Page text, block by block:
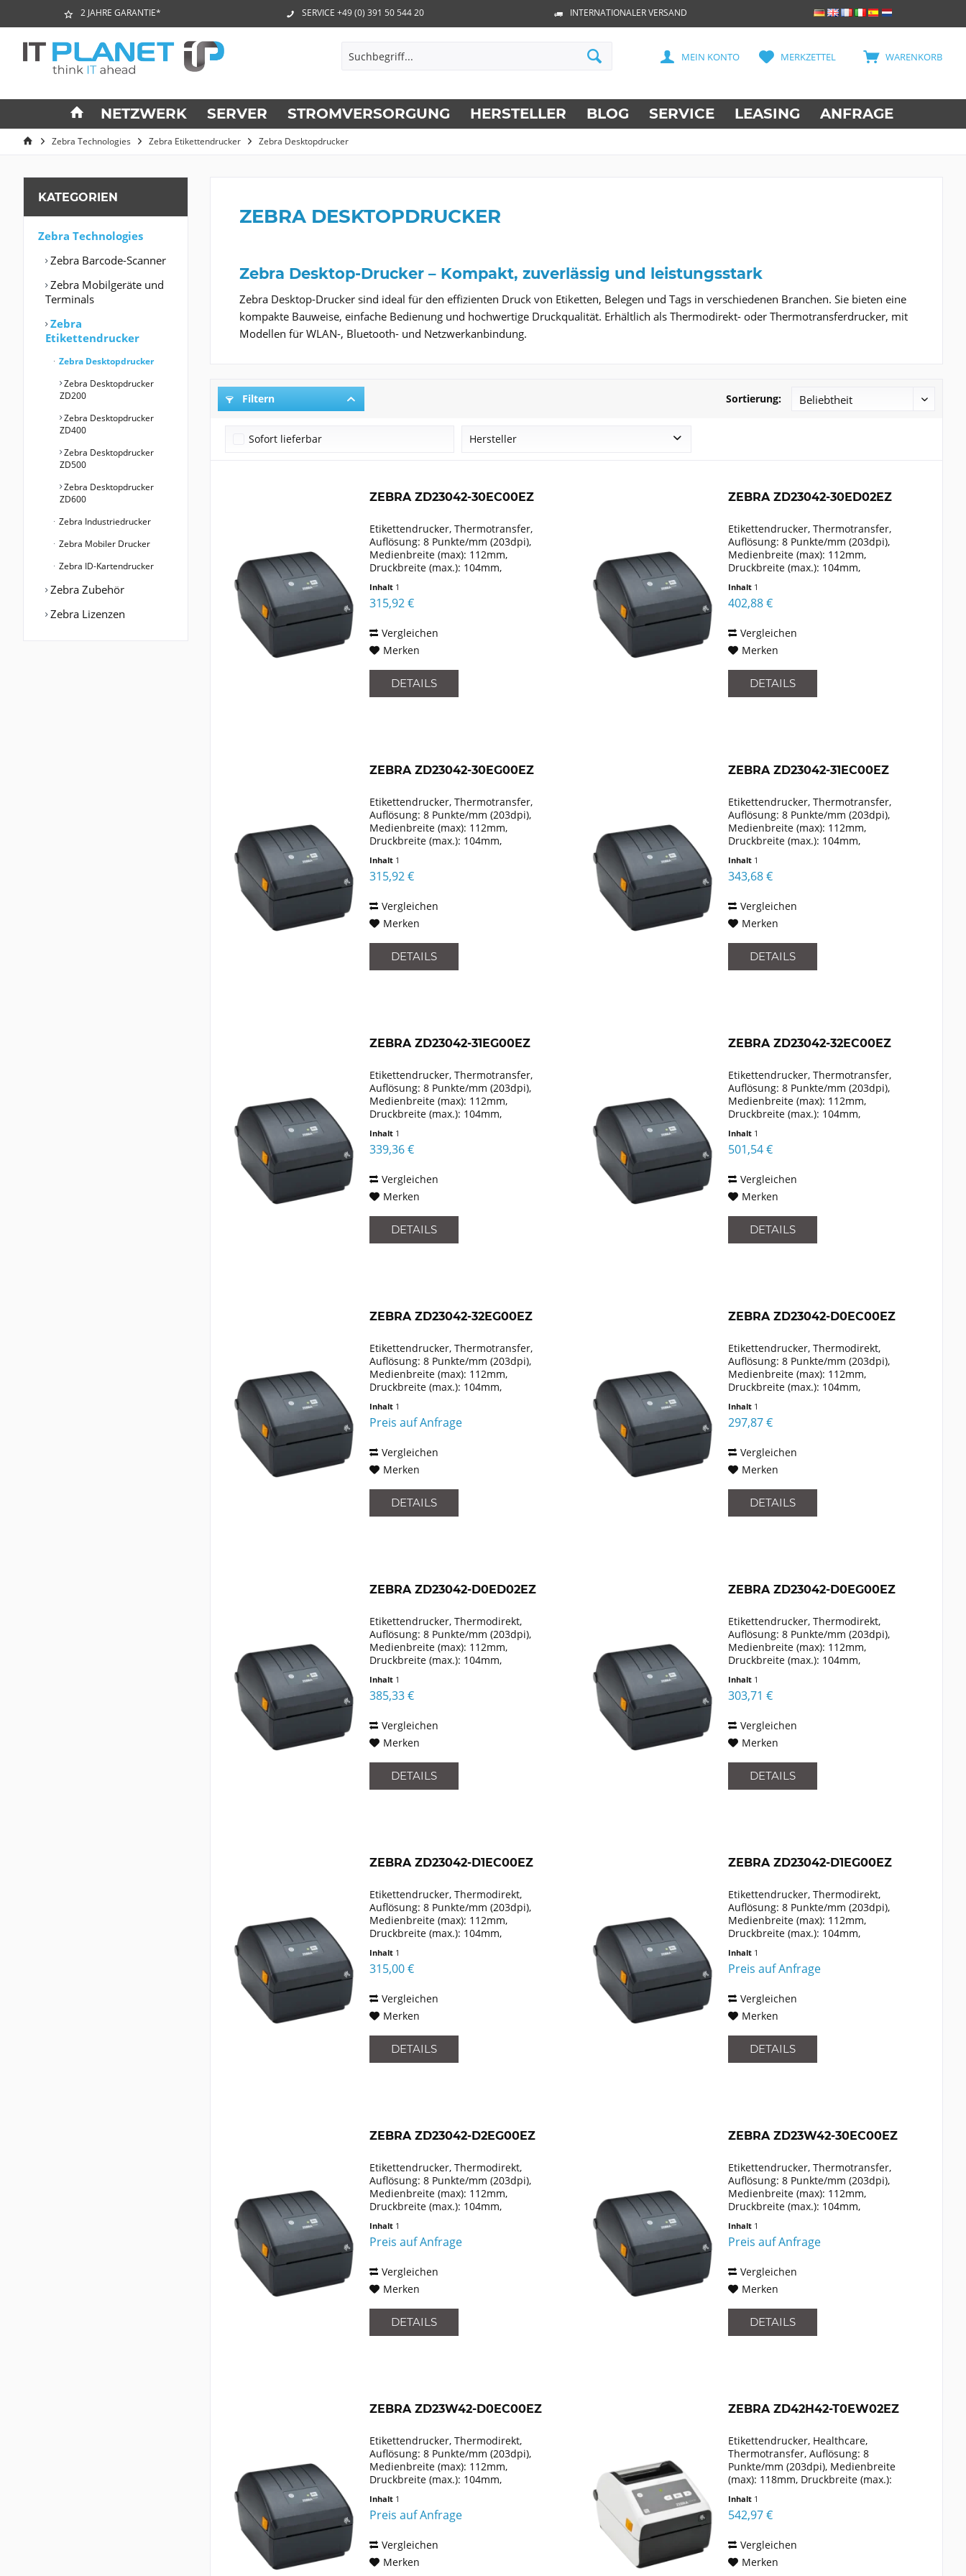
2 JAHRE GARANTIE* SERVICE +49 (0) 391 50 544 20 INTERNATIONALER VERSAND
WARENKORB
MERKZETTEL
MEIN KONTO
NETZWERK SERVER STROMVERSORGUNG HERSTELLER BLOG SERVICE LEASING ANFRAGE
Zebra Technologies Zebra Etikettendrucker Zebra Desktopdrucker
KATEGORIEN
Zebra Technologies
Zebra Barcode-Scanner
Zebra Mobilgeräte und
Terminals
Zebra
Etikettendrucker
Zebra Desktopdrucker
Zebra Desktopdrucker
ZD200
Zebra Desktopdrucker
ZD400
Zebra Desktopdrucker
ZD500
Zebra Desktopdrucker
ZD600
Zebra Industriedrucker
Zebra Mobiler Drucker
Zebra ID-Kartendrucker
Zebra Zubehör
Zebra Lizenzen
ZEBRA DESKTOPDRUCKER
Zebra Desktop-Drucker – Kompakt, zuverlässig und leistungsstark
Zebra Desktop-Drucker sind ideal für den effizienten Druck von Etiketten, Belegen und Tags in verschiedenen Branchen. Sie bieten eine
kompakte Bauweise, einfache Bedienung und hochwertige Druckqualität. Erhältlich als Thermodirekt- oder Thermotransferdrucker, mit
Modellen für WLAN-, Bluetooth- und Netzwerkanbindung.
Filtern Sortierung:
Sofort lieferbar Hersteller
ZEBRA ZD23042-30EC00EZ
Etikettendrucker, Thermotransfer,
Auflösung: 8 Punkte/mm (203dpi),
Medienbreite (max): 112mm,
Druckbreite (max.): 104mm,
Geschwindigkeit (max.): 152mm/Sek.,
USB, Ethernet, Emulation: EPLII, ZPLII,
Inhalt 1
315,92 €
Vergleichen
Merken
DETAILS
ZEBRA ZD23042-30ED02EZ
Etikettendrucker, Thermotransfer,
Auflösung: 8 Punkte/mm (203dpi),
Medienbreite (max): 112mm,
Druckbreite (max.): 104mm,
Geschwindigkeit (max.): 152mm/Sek.,
USB, Bluetooth (Klasse 4.1), WLAN
Inhalt 1
402,88 €
Vergleichen
Merken
DETAILS
ZEBRA ZD23042-30EG00EZ
Etikettendrucker, Thermotransfer,
Auflösung: 8 Punkte/mm (203dpi),
Medienbreite (max): 112mm,
Druckbreite (max.): 104mm,
Geschwindigkeit (max.): 152mm/Sek.,
USB, Emulation: EPLII, ZPLII, XML, inkl.:
Inhalt 1
315,92 €
Vergleichen
Merken
DETAILS
ZEBRA ZD23042-31EC00EZ
Etikettendrucker, Thermotransfer,
Auflösung: 8 Punkte/mm (203dpi),
Medienbreite (max): 112mm,
Druckbreite (max.): 104mm,
Geschwindigkeit (max.): 152mm/Sek.,
USB, Ethernet, Emulation: EPLII, ZPLII,
Inhalt 1
343,68 €
Vergleichen
Merken
DETAILS
ZEBRA ZD23042-31EG00EZ
Etikettendrucker, Thermotransfer,
Auflösung: 8 Punkte/mm (203dpi),
Medienbreite (max): 112mm,
Druckbreite (max.): 104mm,
Geschwindigkeit (max.): 152mm/Sek.,
USB, Emulation: EPLII, ZPLII, XML, inkl.:...
Inhalt 1
339,36 €
Vergleichen
Merken
DETAILS
ZEBRA ZD23042-32EC00EZ
Etikettendrucker, Thermotransfer,
Auflösung: 8 Punkte/mm (203dpi),
Medienbreite (max): 112mm,
Druckbreite (max.): 104mm,
Geschwindigkeit (max.): 152mm/Sek.,
USB, Ethernet, Emulation: EPLII, ZPLII,
Inhalt 1
501,54 €
Vergleichen
Merken
DETAILS
ZEBRA ZD23042-32EG00EZ
Etikettendrucker, Thermotransfer,
Auflösung: 8 Punkte/mm (203dpi),
Medienbreite (max): 112mm,
Druckbreite (max.): 104mm,
Geschwindigkeit (max.): 152mm/Sek.,
USB, Emulation: EPLII, ZPLII, XML, inkl.:...
Inhalt 1
Preis auf Anfrage
Vergleichen
Merken
DETAILS
ZEBRA ZD23042-D0EC00EZ
Etikettendrucker, Thermodirekt,
Auflösung: 8 Punkte/mm (203dpi),
Medienbreite (max): 112mm,
Druckbreite (max.): 104mm,
Geschwindigkeit (max.): 152mm/Sek.,
USB, Ethernet, Emulation: EPLII, ZPLII,
Inhalt 1
297,87 €
Vergleichen
Merken
DETAILS
ZEBRA ZD23042-D0ED02EZ
Etikettendrucker, Thermodirekt,
Auflösung: 8 Punkte/mm (203dpi),
Medienbreite (max): 112mm,
Druckbreite (max.): 104mm,
Geschwindigkeit (max.): 152mm/Sek.,
USB, Bluetooth (Klasse 4.1), WLAN
Inhalt 1
385,33 €
Vergleichen
Merken
DETAILS
ZEBRA ZD23042-D0EG00EZ
Etikettendrucker, Thermodirekt,
Auflösung: 8 Punkte/mm (203dpi),
Medienbreite (max): 112mm,
Druckbreite (max.): 104mm,
Geschwindigkeit (max.): 152mm/Sek.,
USB, Emulation: EPLII, ZPLII, XML, inkl.:
Inhalt 1
303,71 €
Vergleichen
Merken
DETAILS
ZEBRA ZD23042-D1EC00EZ
Etikettendrucker, Thermodirekt,
Auflösung: 8 Punkte/mm (203dpi),
Medienbreite (max): 112mm,
Druckbreite (max.): 104mm,
Geschwindigkeit (max.): 152mm/Sek.,
USB, Ethernet, Emulation: EPLII, ZPLII,
Inhalt 1
315,00 €
Vergleichen
Merken
DETAILS
ZEBRA ZD23042-D1EG00EZ
Etikettendrucker, Thermodirekt,
Auflösung: 8 Punkte/mm (203dpi),
Medienbreite (max): 112mm,
Druckbreite (max.): 104mm,
Geschwindigkeit (max.): 152mm/Sek.,
USB, Emulation: EPLII, ZPLII, XML, inkl.:
Inhalt 1
Preis auf Anfrage
Vergleichen
Merken
DETAILS
ZEBRA ZD23042-D2EG00EZ
Etikettendrucker, Thermodirekt,
Auflösung: 8 Punkte/mm (203dpi),
Medienbreite (max): 112mm,
Druckbreite (max.): 104mm,
Geschwindigkeit (max.): 152mm/Sek.,
USB, Emulation: EPLII, ZPLII, XML, inkl.:
Inhalt 1
Preis auf Anfrage
Vergleichen
Merken
DETAILS
ZEBRA ZD23W42-30EC00EZ
Etikettendrucker, Thermotransfer,
Auflösung: 8 Punkte/mm (203dpi),
Medienbreite (max): 112mm,
Druckbreite (max.): 104mm,
Geschwindigkeit (max.): 152mm/Sek.,
USB, Ethernet, Emulation: EPLII, ZPLII,
Inhalt 1
Preis auf Anfrage
Vergleichen
Merken
DETAILS
ZEBRA ZD23W42-D0EC00EZ
Etikettendrucker, Thermodirekt,
Auflösung: 8 Punkte/mm (203dpi),
Medienbreite (max): 112mm,
Druckbreite (max.): 104mm,
Geschwindigkeit (max.): 152mm/Sek.,
USB, Ethernet, Emulation: EPLII, ZPLII,
Inhalt 1
Preis auf Anfrage
Vergleichen
Merken
ZEBRA ZD42H42-T0EW02EZ
Etikettendrucker, Healthcare,
Thermotransfer, Auflösung: 8
Punkte/mm (203dpi), Medienbreite
(max): 118mm, Druckbreite (max.):
152mm/Sek., USB, Bluetooth, WLAN
(802.11ac), Update-Schnittstelle,
Inhalt 1
542,97 €
Vergleichen
Merken